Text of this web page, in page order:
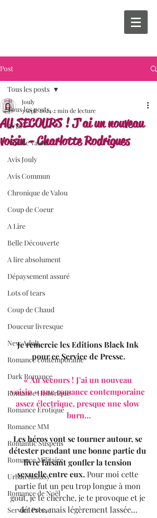
Post
Tous les posts
AVIS
Avis de Valou
Avis Jouly
Avis Commun
Chronique de Valou
Coup de Coeur
A Lire
Belle Découverte
A lire absolument
Dépaysement assuré
Lots of tears
Coup de Chaud
Douceur livresque
New Adult
Romance contemporaine
Dark Romance
Romance Historique
Romance Erotique
Romance MM
Romantic Suspens
Romance Militaire
Urban fantasy
Romance de Noël
Service Presse
Tous les posts
AU SECOURS ! J'ai un nouveau
voisin - Charlotte Rodrigues
Jouly
3 sept. 2024 2 min de lecture
Je remercie les Editions Black Ink
pour ce Service de Presse.
« Au secours ! J’ai un nouveau
voisin » une romance contemporaine
assez électrique, presque une slow
burn…
Les héros vont se tourner autour, se
détester pendant une bonne partie du
livre faisant gonfler la tension
sexuelle entre eux. Pour moi cette
partie fut un peu trop longue à mon
goût, je te cherche, je te provoque et je
déteste, mais légèrement lassée…